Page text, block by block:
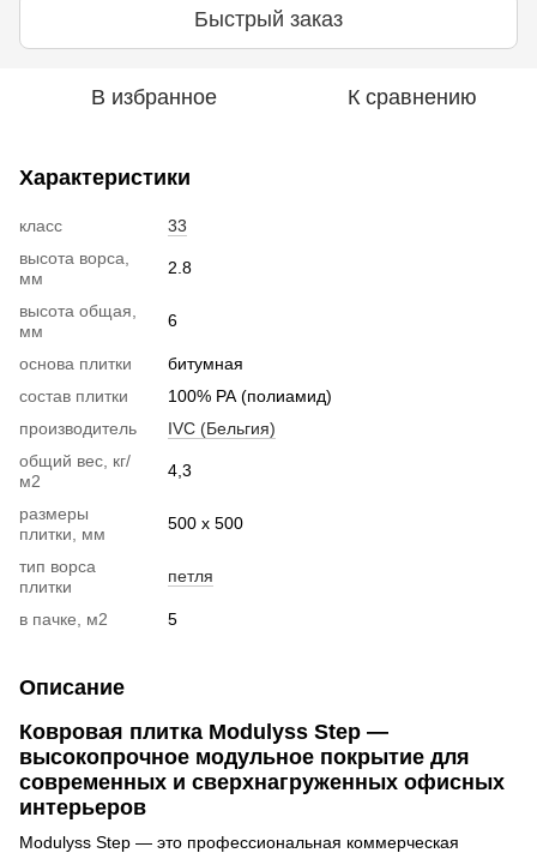
Быстрый заказ
В избранное К сравнению
Характеристики
класс
33
высота ворса,
мм
2.8
высота общая,
мм
6
основа плитки
битумная
состав плитки
100% РА (полиамид)
производитель
IVC (Бельгия)
общий вес, кг/
м2
4,3
размеры
плитки, мм
500 х 500
тип ворса
плитки
петля
в пачке, м2 5
Описание
Ковровая плитка Modulyss Step —
высокопрочное модульное покрытие для
современных и сверхнагруженных офисных
интерьеров
Modulyss Step — это профессиональная коммерческая